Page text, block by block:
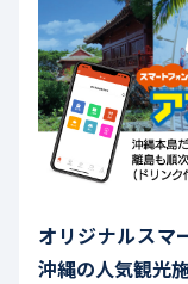
オリジナルスマ
沖縄の人気観光